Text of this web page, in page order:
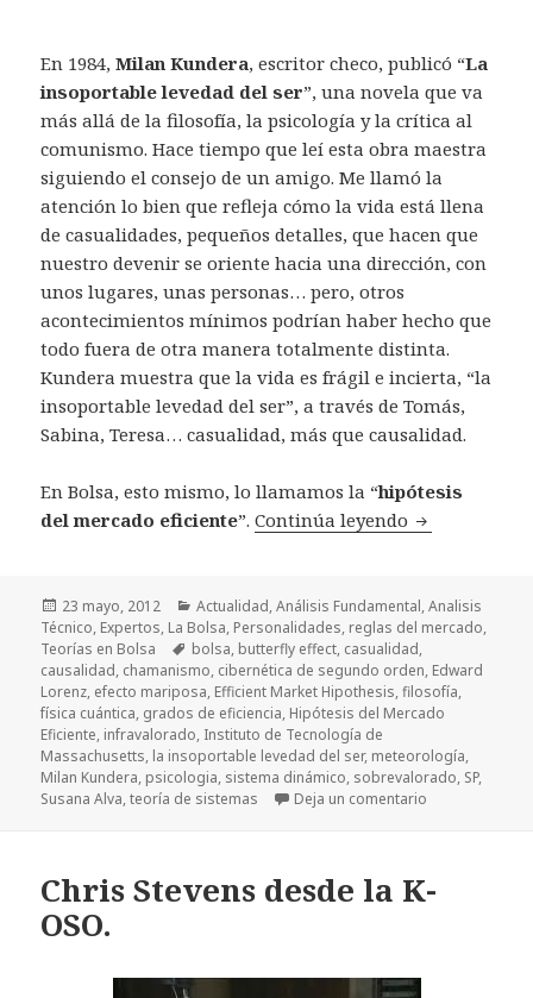
En 1984,Milan Kundera, escritor checo, publicó “La
insoportable levedad del ser”, una novela que va
más allá de la filosofía, la psicología y la crítica al
comunismo. Hace tiempo que leí esta obra maestra
siguiendo el consejo de un amigo. Me llamó la
atención lo bien que refleja cómo la vida está llena
de casualidades, pequeños detalles, que hacen que
nuestro devenir se oriente hacia una dirección, con
unos lugares, unas personas… pero, otros
acontecimientos mínimos podrían haber hecho que
todo fuera de otra manera totalmente distinta.
Kundera muestra que la vida es frágil e incierta, “la
insoportable levedad del ser”, a través de Tomás,
Sabina, Teresa… casualidad, más que causalidad.
En Bolsa, esto mismo, lo llamamos la “hipótesis
del mercado eficiente”.Continúa leyendo Mercados
Publicado
el
23 mayo, 2012 Categorías
Actualidad,Análisis Fundamental,Analisis
Técnico, Expertos, La Bolsa, Personalidades, reglas del mercado,
Teorías en Bolsa
Etiquetas
bolsa, butterfly effect, casualidad,
causalidad, chamanismo, cibernética de segundo orden, Edward
Lorenz, efecto mariposa, Efficient Market Hipothesis,filosofía,
física cuántica, grados de eficiencia, Hipótesis del Mercado
Eficiente, infravalorado, Instituto de Tecnología de
Massachusetts, la insoportable levedad del ser, meteorología,
Milan Kundera, psicologia, sistema dinámico, sobrevalorado, SP,
Susana Alva,teoría de sistemas Deja un comentario
Chris Stevens desde la K-
OSO.